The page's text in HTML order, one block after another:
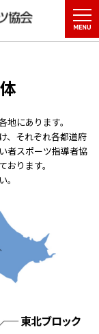
にあります。
、それぞれ各都道府
者スポーツ指導者協
ります。